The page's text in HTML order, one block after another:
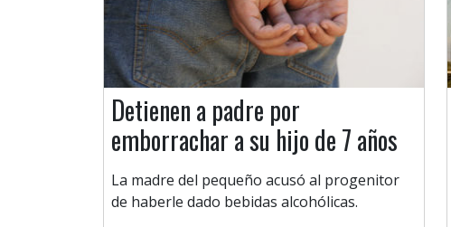
Detienen a padre por
emborrachar a su hijo de 7 años
La madre del pequeño acusó al progenitor
de haberle dado bebidas alcohólicas.